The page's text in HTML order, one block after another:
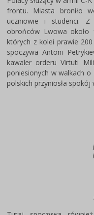
frontu. Miasta broniło
uczniowie i studenci. Z
obrońców Lwowa około
których z kolei prawie
spoczywa Antoni
kawaler orderu Virtuti
poniesionych w walkach
polskich przyniosła spokój